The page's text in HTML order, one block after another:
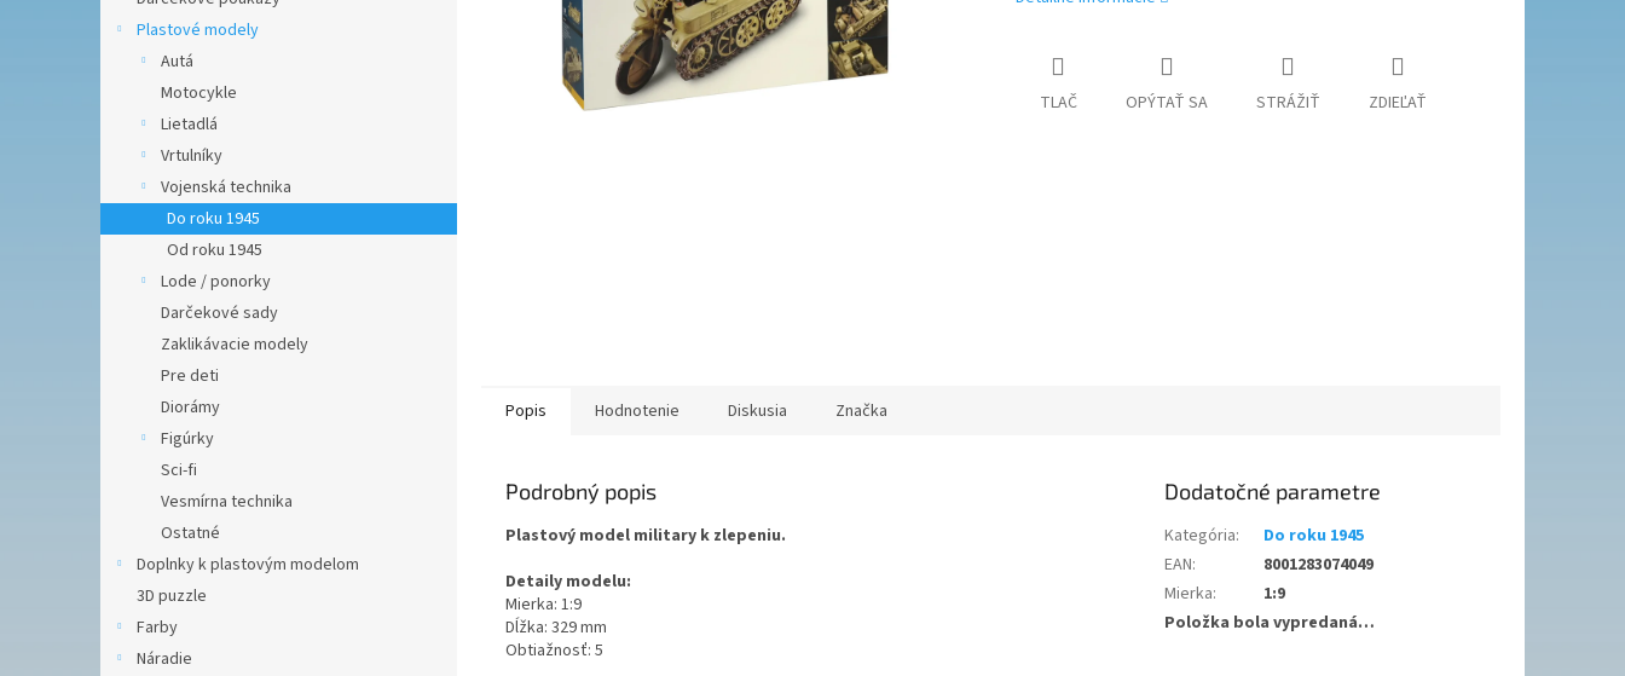
Plastové modely
Autá
Motocykle
Lietadlá
Vrtulníky
Vojenská technika
Do roku 1945
Od roku 1945
Lode / ponorky
Darčekové sady
Zaklikávacie modely
Pre deti
Diorámy
Figúrky
Sci-fi
Vesmírna technika
Ostatné
Doplnky k plastovým modelom
3D puzzle
Farby
Náradie
TLAČ OPÝTAŤ SA STRÁŽIŤ ZDIEĽAŤ
Popis Hodnotenie Diskusia Značka
Podrobný popis
Plastový model military k zlepeniu.
Detaily modelu:
Mierka: 1:9
Dĺžka: 329 mm
Obtiažnosť: 5
Dodatočné parametre
Kategória:
Do roku 1945
EAN:
8001283074049
Mierka:
1:9
Položka bola vypredaná…